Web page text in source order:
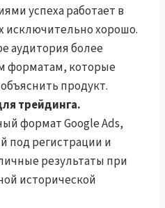
успеха работает в
исключительно хорошо.
аудитория более
форматам, которые
продукт.
трейдинга.
формат Google Ads,
под регистрации и
результаты при
исторической